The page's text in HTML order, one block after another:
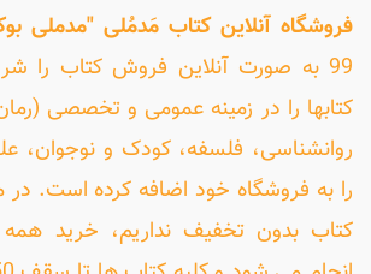
فروشگاه آنلاین کتاب مَدمُلی "مدملی
99 به صورت آنلاین فروش کتاب را
کتابها را در زمینه عمومی و تخصصی
روانشناسی، فلسفه، کودک و نوجوان،
را به فروشگاه خود اضافه کرده است.
کتاب بدون تخفیف نداریم، خرید همه